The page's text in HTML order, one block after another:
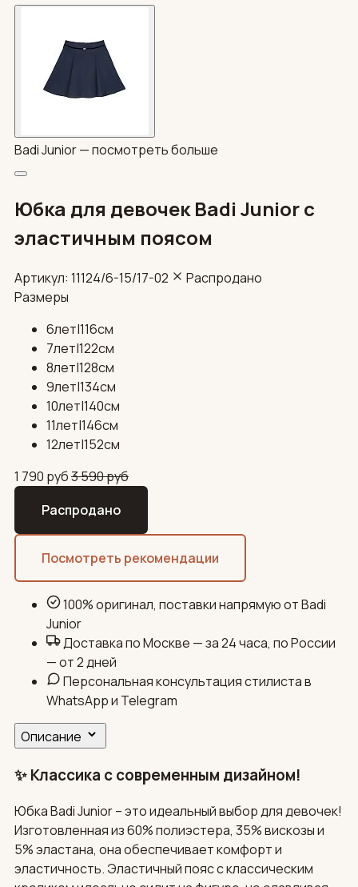
Badi Junior —посмотреть больше
Юбка для девочек Badi Junior с
эластичным поясом
Артикул: 11124/6-15/17-02
Распродано
Размеры
6лет|116см
7лет|122см
8лет|128см
9лет|134см
10лет|140см
11лет|146см
12лет|152см
1 790 руб3 590руб
Распродано
Посмотреть рекомендации
100% оригинал, поставки напрямую от Badi
Junior
Доставка по Москве — за 24 часа, по России
— от 2 дней
Персональная консультация стилиста в
WhatsApp и Telegram
Описание
✨ Классика с современным дизайном!
Юбка Badi Junior – это идеальный выбор для девочек!
Изготовленная из 60% полиэстера, 35% вискозы и
5% эластана, она обеспечивает комфорт и
эластичность. Эластичный пояс с классическим